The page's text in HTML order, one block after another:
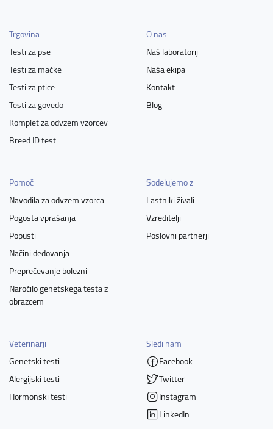
Trgovina
Testi za pse
Testi za mačke
Testi za ptice
Testi za govedo
Komplet za odvzem vzorcev
Breed ID test
O nas
Naš laboratorij
Naša ekipa
Kontakt
Blog
Pomoč
Navodila za odvzem vzorca
Pogosta vprašanja
Popusti
Načini dedovanja
Preprečevanje bolezni
Naročilo genetskega testa z
obrazcem
Sodelujemo z
Lastniki živali
Vzreditelji
Poslovni partnerji
Veterinarji
Genetski testi
Alergijski testi
Hormonski testi
Sledi nam
Facebook
Twitter
Instagram
LinkedIn